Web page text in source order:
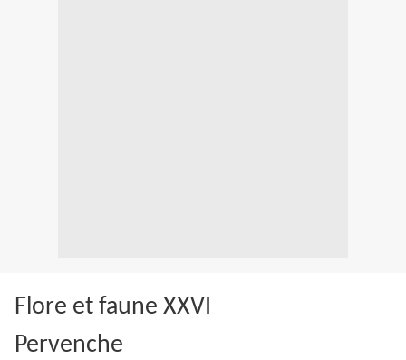
Flore et faune XXVI
Pervenche